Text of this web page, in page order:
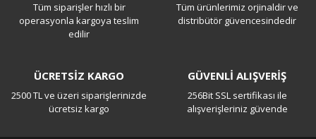
Tüm siparişler hızlı bir
operasyonla kargoya teslim
edilir
Tüm ürünlerimiz orjinaldir ve
distribütör güvencesindedir
ÜCRETSİZ KARGO
2500 TL ve üzeri siparişlerinizde
ücretsiz kargo
GÜVENLİ ALIŞVERİŞ
256Bit SSL sertifikası ile
alışverişleriniz güvende